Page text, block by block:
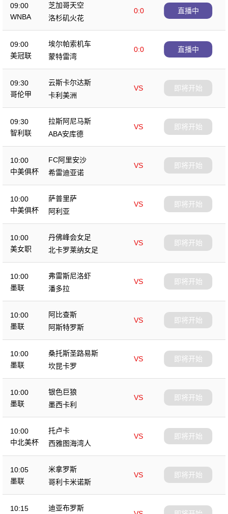
09:00
WNBA
芝加哥天空
0:0
洛杉矶火花
直播中
09:00
美冠联
埃尔帕索机车
0:0
蒙特雷湾
直播中
09:30
哥伦甲
云斯卡尔达斯
VS
卡利美洲
即将开始
09:30
智利联
拉斯阿尼马斯
VS
ABA安库德
即将开始
10:00
中美俱杯
FC阿里安沙
VS
希雷迪亚诺
即将开始
10:00
中美俱杯
萨普里萨
VS
阿利亚
即将开始
10:00
美女职
丹佛峰会女足
VS
北卡罗莱纳女足
即将开始
10:00
墨联
弗雷斯尼洛虾
VS
潘多拉
即将开始
10:00
墨联
阿比查斯
VS
阿斯特罗斯
即将开始
10:00
墨联
桑托斯圣路易斯
VS
坎昆卡罗
即将开始
10:00
墨联
银色巨狼
VS
墨西卡利
即将开始
10:00
中北美杯
托卢卡
VS
西雅图海湾人
即将开始
10:05
墨联
米拿罗斯
VS
哥利卡米诺斯
即将开始
10:15 迪亚布罗斯